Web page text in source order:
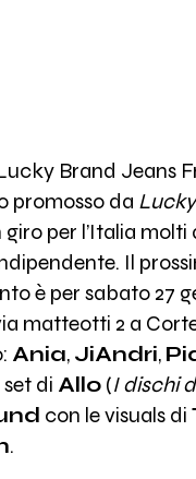
Brand Jeans
promosso da
per l’Italia molti
Il
è per sabato 27
matteotti 2 a
Ania, JiAndri,
di Allo(I dischi
con le visuals di
.